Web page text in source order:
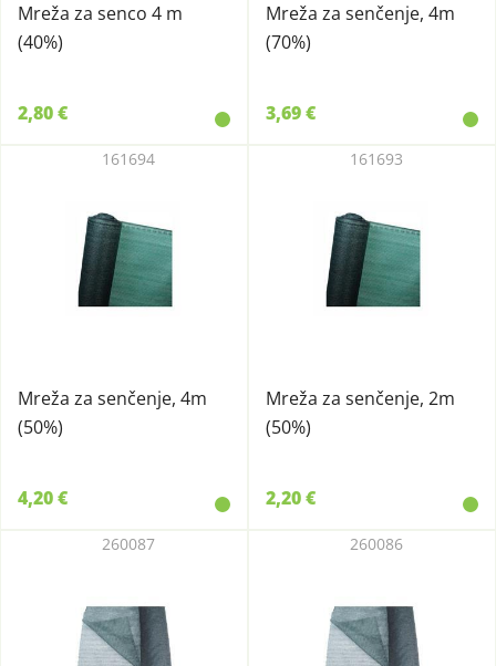
Mreža za senco 4 m
(40%)
2,80 €
Mreža za senčenje, 4m
(70%)
3,69 €
Mreža za senčenje, 4m
(50%)
161694
4,20 €
Mreža za senčenje, 2m
(50%)
161693
2,20 €
260087 260086